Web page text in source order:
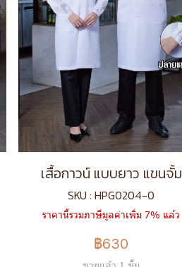
เสื้อกาวน์ แบบยาว แขนจั้ม
SKU : HPG0204-0
ราคานี้รวมภาษีมูลค่าเพิ่ม 7% แล้ว
฿630